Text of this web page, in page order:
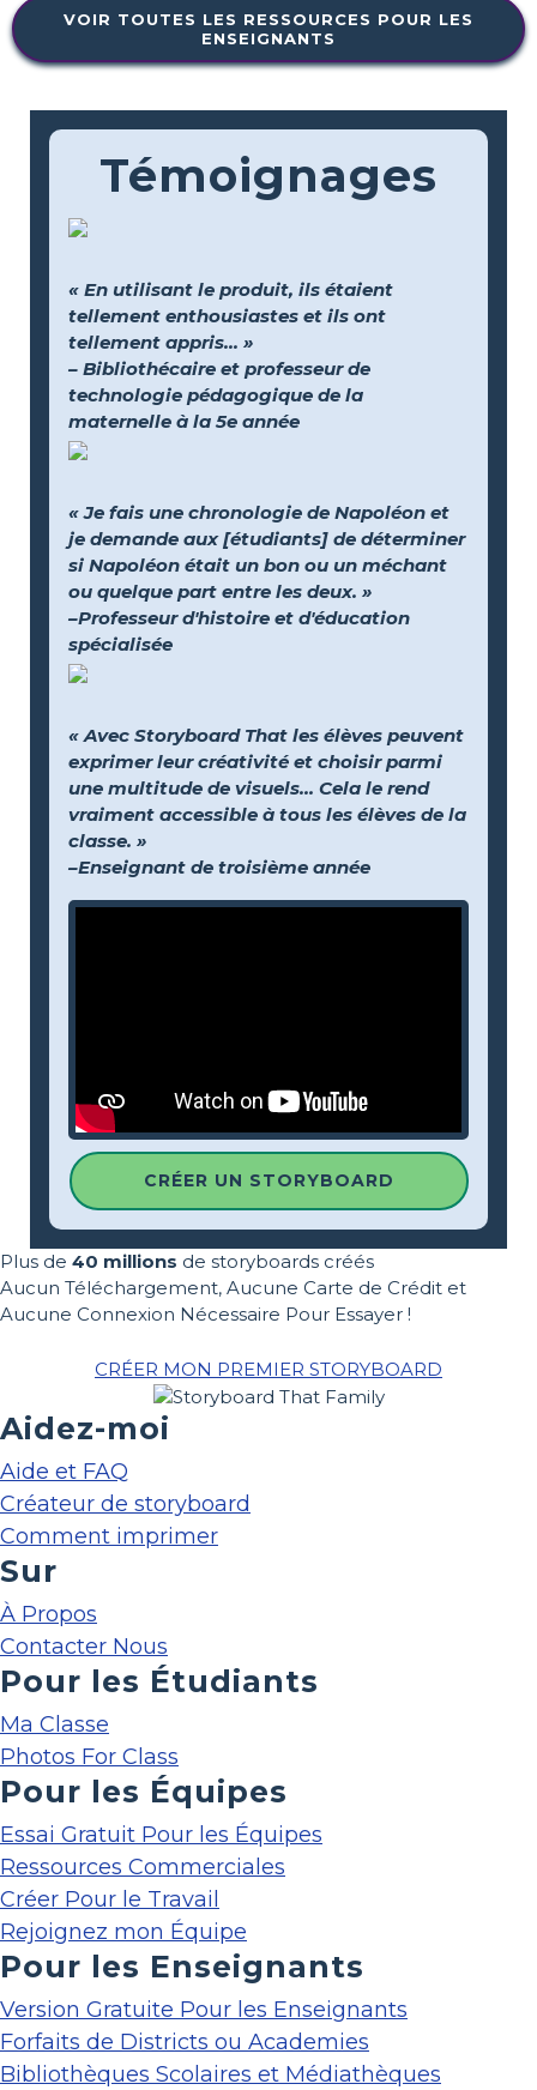
VOIR TOUTES LES RESSOURCES POUR LES
ENSEIGNANTS
Témoignages
« En utilisant le produit, ils étaient
tellement enthousiastes et ils ont
tellement appris... »
– Bibliothécaire et professeur de
technologie pédagogique de la
maternelle à la 5e année
« Je fais une chronologie de Napoléon et
je demande aux [étudiants] de déterminer
si Napoléon était un bon ou un méchant
ou quelque part entre les deux. »
–Professeur d'histoire et d'éducation
spécialisée
« Avec Storyboard That les élèves peuvent
exprimer leur créativité et choisir parmi
une multitude de visuels… Cela le rend
vraiment accessible à tous les élèves de la
classe. »
–Enseignant de troisième année
CRÉER UN STORYBOARD
Plus de 40 millions de storyboards créés
Aucun Téléchargement, Aucune Carte de Crédit et
Aucune Connexion Nécessaire Pour Essayer !
CRÉER MON PREMIER STORYBOARD
Aidez-moi
Aide et FAQ
Créateur de storyboard
Comment imprimer
Sur
À Propos
Contacter Nous
Pour les Étudiants
Ma Classe
Photos For Class
Pour les Équipes
Essai Gratuit Pour les Équipes
Ressources Commerciales
Créer Pour le Travail
Rejoignez mon Équipe
Pour les Enseignants
Version Gratuite Pour les Enseignants
Forfaits de Districts ou Academies
Bibliothèques Scolaires et Médiathèques